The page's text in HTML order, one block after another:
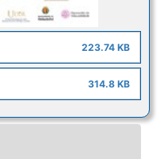
223.74 KB
314.8 KB